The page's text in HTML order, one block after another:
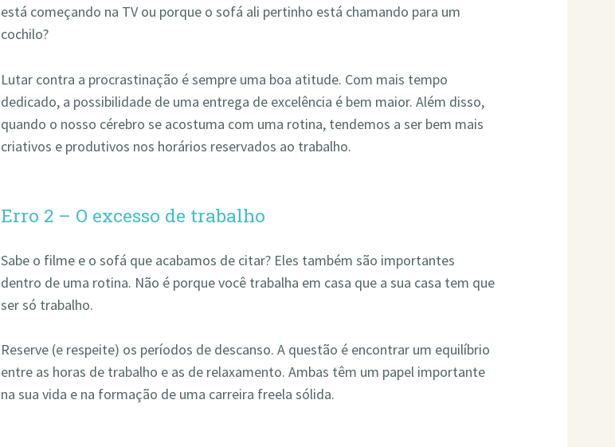
está começando na TV ou porque o sofá ali pertinho está chamando para um
cochilo?
Lutar contra a procrastinação é sempre uma boa atitude. Com mais tempo
dedicado, a possibilidade de uma entrega de excelência é bem maior. Além disso,
quando o nosso cérebro se acostuma com uma rotina, tendemos a ser bem mais
criativos e produtivos nos horários reservados ao trabalho.
Erro 2 – O excesso de trabalho
Sabe o filme e o sofá que acabamos de citar? Eles também são importantes
dentro de uma rotina. Não é porque você trabalha em casa que a sua casa tem que
ser só trabalho.
Reserve (e respeite) os períodos de descanso. A questão é encontrar um equilíbrio
entre as horas de trabalho e as de relaxamento. Ambas têm um papel importante
na sua vida e na formação de uma carreira freela sólida.